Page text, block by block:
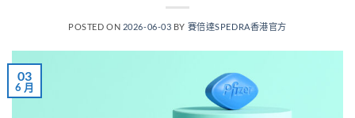
POSTED ON 2026-06-03 BY 賽倍達SPEDRA香港官方
03
6 月